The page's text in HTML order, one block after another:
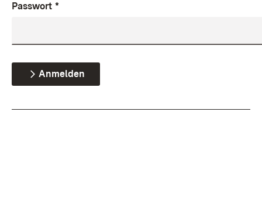
Passwort *
Anmelden